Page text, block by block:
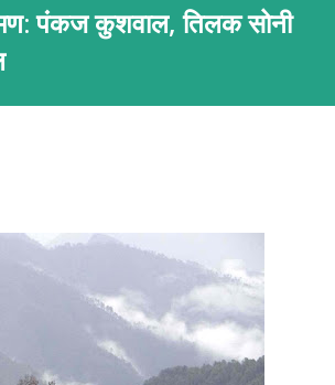
पंकज कुशवाल, तिलक सोनी